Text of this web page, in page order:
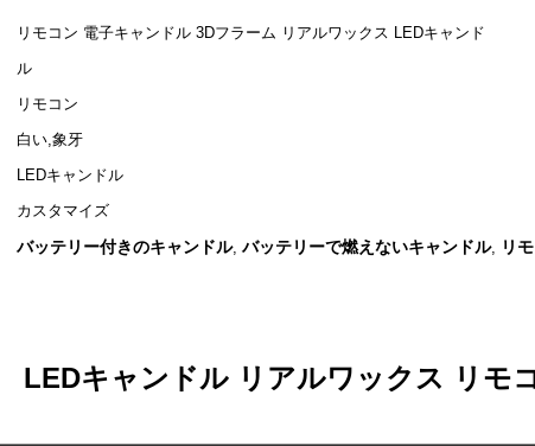
リモコン 電子キャンドル 3Dフラーム リアルワックス LEDキャンド
ル
リモコン
白い,象牙
LEDキャンドル
カスタマイズ
バッテリー付きのキャンドル, バッテリーで燃えないキャンドル, リ
LEDキャンドル リアルワックス リモ